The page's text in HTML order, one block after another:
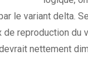
le variant delta.
reproduction
nettement